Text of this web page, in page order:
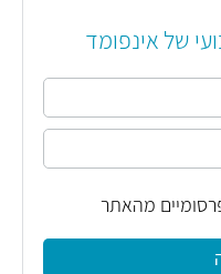
של אינפומד
מהאתר